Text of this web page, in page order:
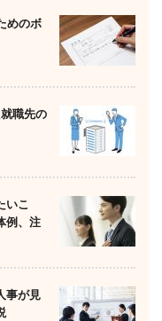
めのボ
職先の
いこ
例、注
事が見